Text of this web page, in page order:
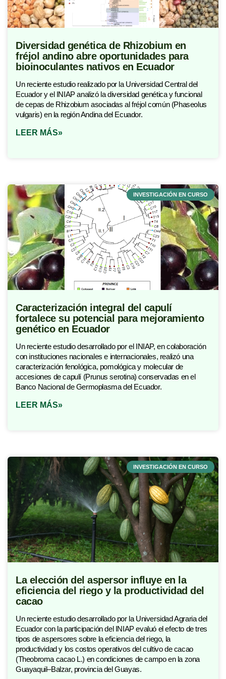
Diversidad genética de Rhizobium en
fréjol andino abre oportunidades para
bioinoculantes nativos en Ecuador
Un reciente estudio realizado por la Universidad Central del
Ecuador y el INIAP analizó la diversidad genética y funcional
de cepas de Rhizobium asociadas al fréjol común (Phaseolus
vulgaris) en la región Andina del Ecuador.
LEER MÁS»
INVESTIGACIÓN EN CURSO
Caracterización integral del capulí
fortalece su potencial para mejoramiento
genético en Ecuador
Un reciente estudio desarrollado por el INIAP, en colaboración
con instituciones nacionales e internacionales, realizó una
caracterización fenológica, pomológica y molecular de
accesiones de capulí (Prunus serotina) conservadas en el
Banco Nacional de Germoplasma del Ecuador.
LEER MÁS»
INVESTIGACIÓN EN CURSO
La elección del aspersor influye en la
eficiencia del riego y la productividad del
cacao
Un reciente estudio desarrollado por la Universidad Agraria del
Ecuador con la participación del INIAP evaluó el efecto de tres
tipos de aspersores sobre la eficiencia del riego, la
productividad y los costos operativos del cultivo de cacao
(Theobroma cacao L.) en condiciones de campo en la zona
Guayaquil–Balzar, provincia del Guayas.